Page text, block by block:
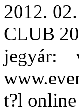
2012.
CLUB
jegyár:
t?l